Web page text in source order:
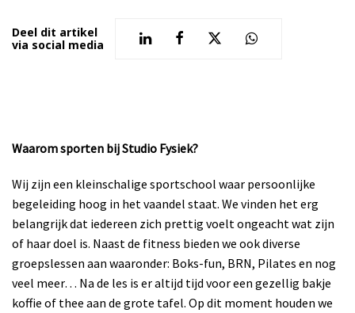
Deel dit artikel
via social media
Waarom sporten bij Studio Fysiek?
Wij zijn een kleinschalige sportschool waar persoonlijke
begeleiding hoog in het vaandel staat. We vinden het erg
belangrijk dat iedereen zich prettig voelt ongeacht wat zijn
of haar doel is. Naast de fitness bieden we ook diverse
groepslessen aan waaronder: Boks-fun, BRN, Pilates en nog
veel meer… Na de les is er altijd tijd voor een gezellig bakje
koffie of thee aan de grote tafel. Op dit moment houden we